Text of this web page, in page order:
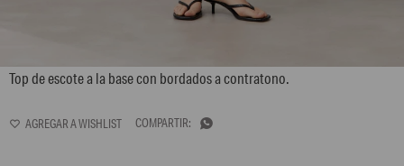
Top de escote a la base con bordados a contratono.
